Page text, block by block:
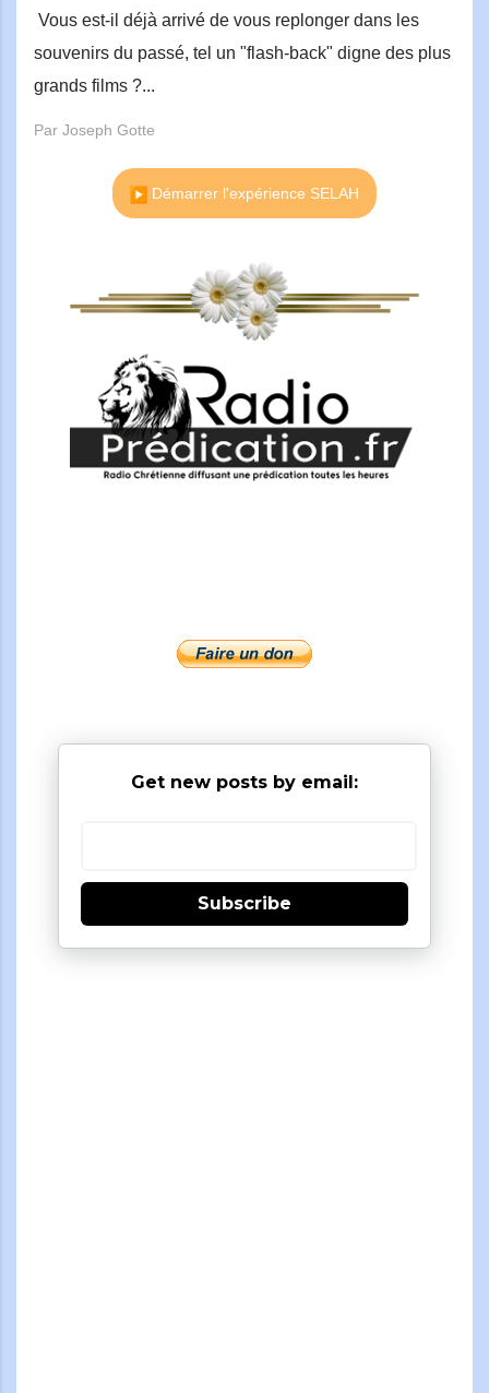
Vous est-il déjà arrivé de vous replonger dans les
souvenirs du passé, tel un "flash-back" digne des plus
grands films ?...
Par Joseph Gotte
Démarrer l'expérience SELAH
Get new posts by email:
Subscribe